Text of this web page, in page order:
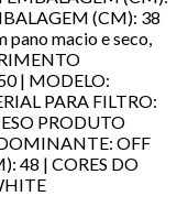
(CM): 38
pano macio e seco,
| MODELO:
PARA FILTRO:
PRODUTO
OFF
48 | CORES DO